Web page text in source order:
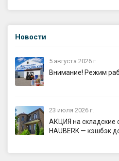
Новости
5 августа 2026 г.
Внимание! Режим
23 июля 2026 г.
АКЦИЯ на складские
HAUBERK — кэшбэк